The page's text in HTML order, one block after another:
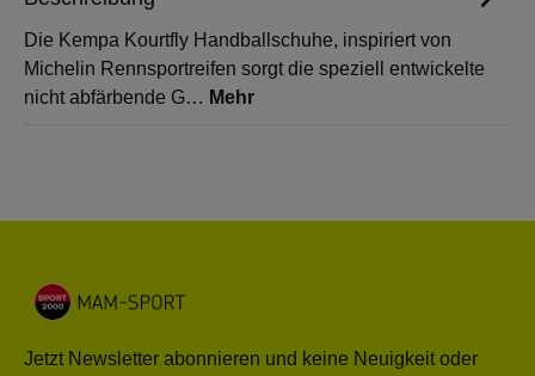
Die Kempa Kourtfly Handballschuhe, inspiriert von
Michelin Rennsportreifen sorgt die speziell entwickelte
nicht abfärbende G… Mehr
Jetzt Newsletter abonnieren und keine Neuigkeit oder